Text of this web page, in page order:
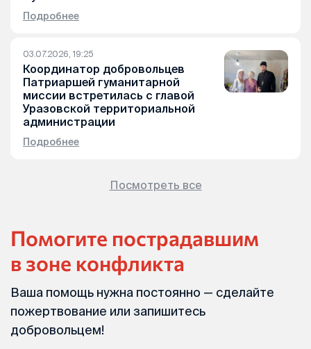
Подробнее
03.07.2026, 19:25
Координатор добровольцев
Патриаршей гуманитарной
миссии встретилась с главой
Уразовской территориальной
администрации
Подробнее
Посмотреть все
Помогите пострадавшим
в зоне конфликта
Ваша помощь нужна постоянно — сделайте
пожертвование или запишитесь
добровольцем!